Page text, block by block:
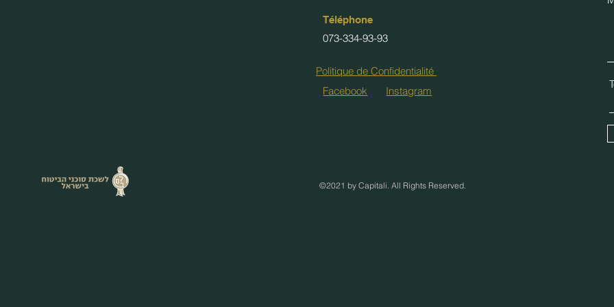
Téléphone
073-334-93-93
Facebook Instagram
©2021 by Capitali. All Rights Reserved.
Politique de Confidentialité